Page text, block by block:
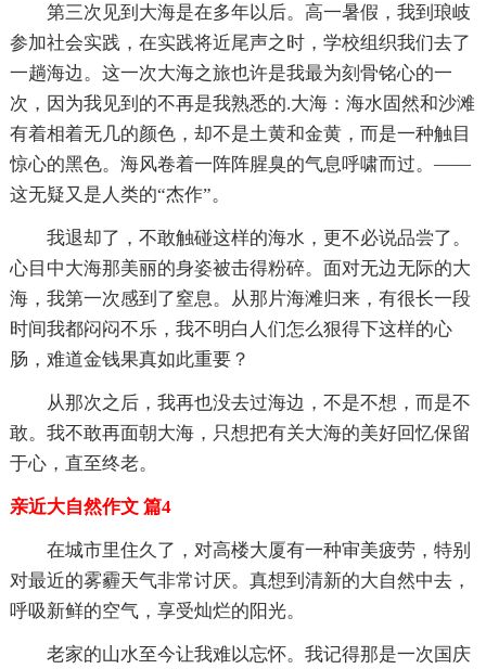
第三次见到大海是在多年以后。高一暑假，我到琅岐
参加社会实践，在实践将近尾声之时，学校组织我们去了
一趟海边。这一次大海之旅也许是我最为刻骨铭心的一
次，因为我见到的不再是我熟悉的.大海：海水固然和沙滩
有着相着无几的颜色，却不是土黄和金黄，而是一种触目
惊心的黑色。海风卷着一阵阵腥臭的气息呼啸而过。——
这无疑又是人类的“杰作”。
我退却了，不敢触碰这样的海水，更不必说品尝了。
心目中大海那美丽的身姿被击得粉碎。面对无边无际的大
海，我第一次感到了窒息。从那片海滩归来，有很长一段
时间我都闷闷不乐，我不明白人们怎么狠得下这样的心
肠，难道金钱果真如此重要？
从那次之后，我再也没去过海边，不是不想，而是不
敢。我不敢再面朝大海，只想把有关大海的美好回忆保留
于心，直至终老。
亲近大自然作文 篇4
在城市里住久了，对高楼大厦有一种审美疲劳，特别
对最近的雾霾天气非常讨厌。真想到清新的大自然中去，
呼吸新鲜的空气，享受灿烂的阳光。
老家的山水至今让我难以忘怀。我记得那是一次国庆